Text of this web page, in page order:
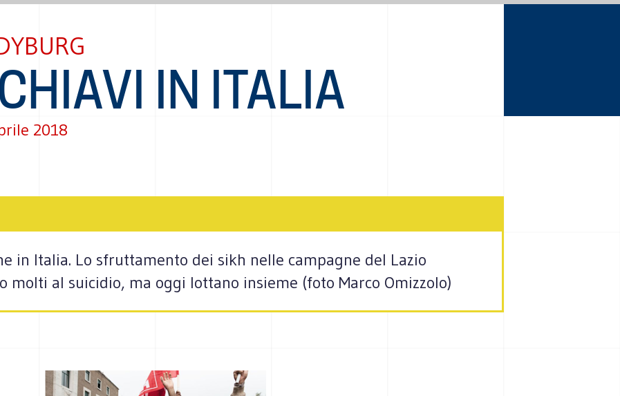
IN ITALIA
2018
in Italia. Lo sfruttamento dei sikh nelle campagne del Lazio
molti al suicidio, ma oggi lottano insieme (foto Marco Omizzolo)